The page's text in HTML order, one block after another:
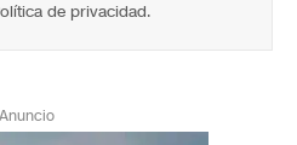
de privacidad.
Anuncio